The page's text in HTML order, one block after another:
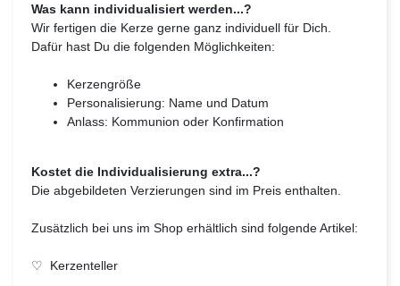
Was kann individualisiert werden...?
Wir fertigen die Kerze gerne ganz individuell für Dich.
Dafür hast Du die folgenden Möglichkeiten:
Kerzengröße
Personalisierung: Name und Datum
Anlass: Kommunion oder Konfirmation
Kostet die Individualisierung extra...?
Die abgebildeten Verzierungen sind im Preis enthalten.
Zusätzlich bei uns im Shop erhältlich sind folgende Artikel:
♡ Kerzenteller